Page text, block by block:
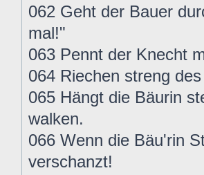
062 Geht der Bauer
mal!"
063 Pennt der Knecht
064 Riechen streng
065 Hängt die Bäurin
walken.
066 Wenn die Bäu'rin
verschanzt!